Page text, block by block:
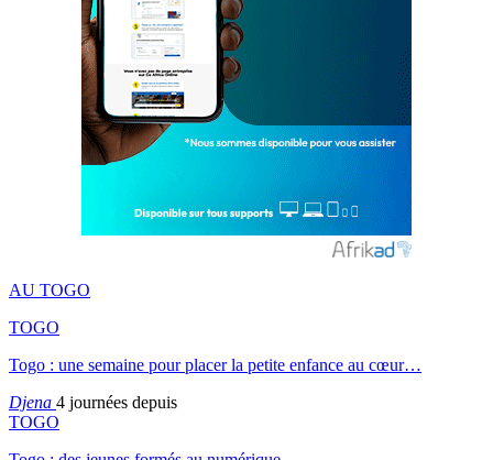
AU TOGO
TOGO
Togo : une semaine pour placer la petite enfance au cœur…
Djena 4 journées depuis
TOGO